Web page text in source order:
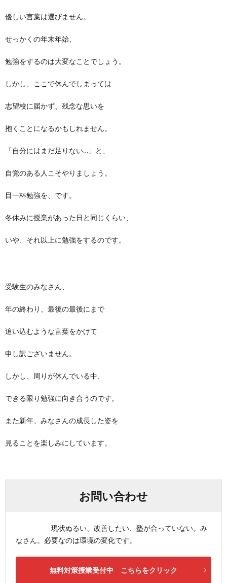
優しい言葉は選びません。
せっかくの年末年始、
勉強をするのは大変なことでしょう。
しかし、ここで休んでしまっては
志望校に届かず、残念な思いを
抱くことになるかもしれません。
「自分にはまだ足りない…」と、
自覚のある人こそやりましょう。
目一杯勉強を、です。
冬休みに授業があった日と同じくらい、
いや、それ以上に勉強をするのです。
受験生のみなさん、
年の終わり、最後の最後にまで
追い込むような言葉をかけて
申し訳ございません。
しかし、周りが休んでいる中、
できる限り勉強に向き合うのです。
また新年、みなさんの成長した姿を
見ることを楽しみにしています。
お問い合わせ
現状ぬるい、改善したい、塾が合っていない。み
なさん。必要なのは環境の変化です。
無料対策授業受付中 こちらをクリック